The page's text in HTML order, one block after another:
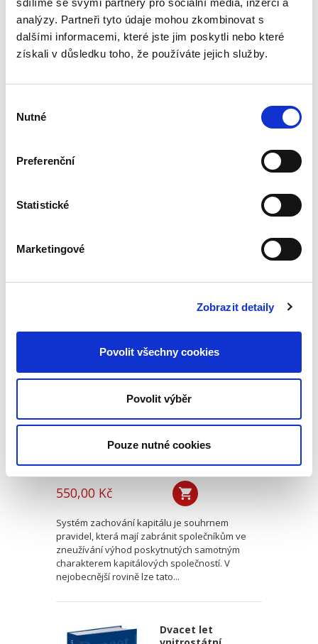
sdílíme se svými partnery pro sociální média, inzerci a
analýzy. Partneři tyto údaje mohou zkombinovat s
dalšími informacemi, které jste jim poskytli nebo které
získali v důsledku toho, že používáte jejich služby.
souhlasu
Nutné
Preferenční
Statistické
Marketingové
Zobrazit detaily
Povolit všechny cookies
Povolit výběr
Pouze nutné cookies
Identifikace
skutečného
právnických osob a
390,00 Kč
skutečného majitele právnických osob a dalších
právních uspořádání – zejména svěřenských
řízení. Přestože je...
Systém zachování
kapitálu v
poměrech
kapitálových
Otevřené a skryté
kapitálu
Kamil Kovaříček
550,00 Kč
Systém zachování kapitálu je souhrnem
pravidel, která mají zabránit společníkům ve
zneužívání výhod poskytnutých samotným
charakterem kapitálových společností. V
nejobecnější rovině lze tato...
Dvacet let